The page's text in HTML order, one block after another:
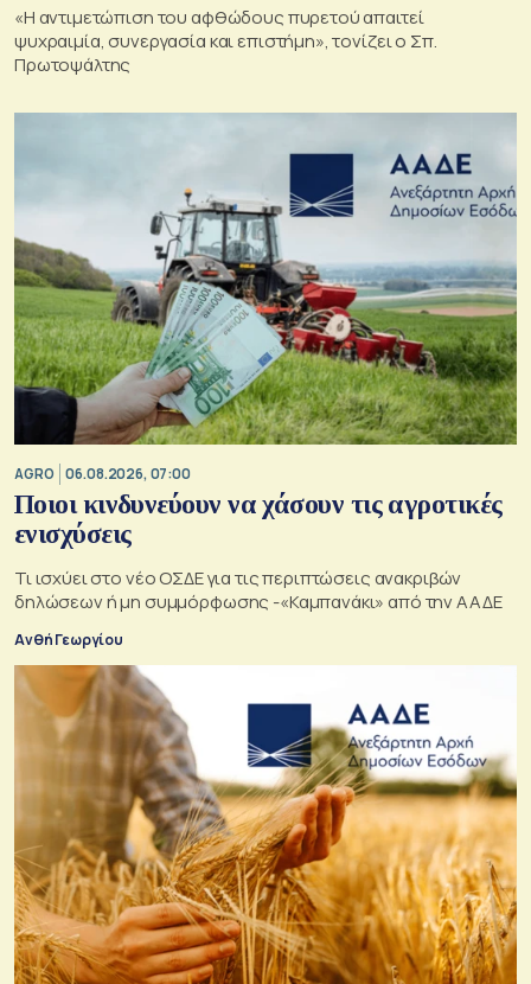
«Η αντιμετώπιση του αφθώδους πυρετού απαιτεί
ψυχραιμία, συνεργασία και επιστήμη», τονίζει ο Σπ.
Πρωτοψάλτης
AGRO 06.08.2026, 07:00
Ποιοι κινδυνεύουν να χάσουν τις αγροτικές
ενισχύσεις
Τι ισχύει στο νέο ΟΣΔΕ για τις περιπτώσεις ανακριβών
δηλώσεων ή μη συμμόρφωσης -«Καμπανάκι» από την ΑΑΔΕ
Ανθή Γεωργίου